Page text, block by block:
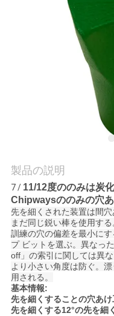
連
絡
し
な
さ
い
製品の説明
7 / 11/12度ののみは炭
Chipwaysののみの穴
先を細くされた装置は間
まだ同じ鋭い棒を使用す
訓練の穴の偏差を最小に
プ ビットを選ぶ。異なっ
off」の索引に関しては異
より小さい角度は防ぐ。
用される。
基本情報:
先を細くすることの穴あけ
先を細くする12°の先を細